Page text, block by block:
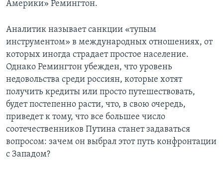
Америки» Ремингтон.
Аналитик называет санкции «тупым
инструментом» в международных отношениях, от
которых иногда страдает простое население.
Однако Ремингтон убежден, что уровень
недовольства среди россиян, которые хотят
получить кредиты или просто путешествовать,
будет постепенно расти, что, в свою очередь,
приведет к тому, что все большее число
соотечественников Путина станет задаваться
вопросом: зачем он выбрал этот путь конфронтации
с Западом?